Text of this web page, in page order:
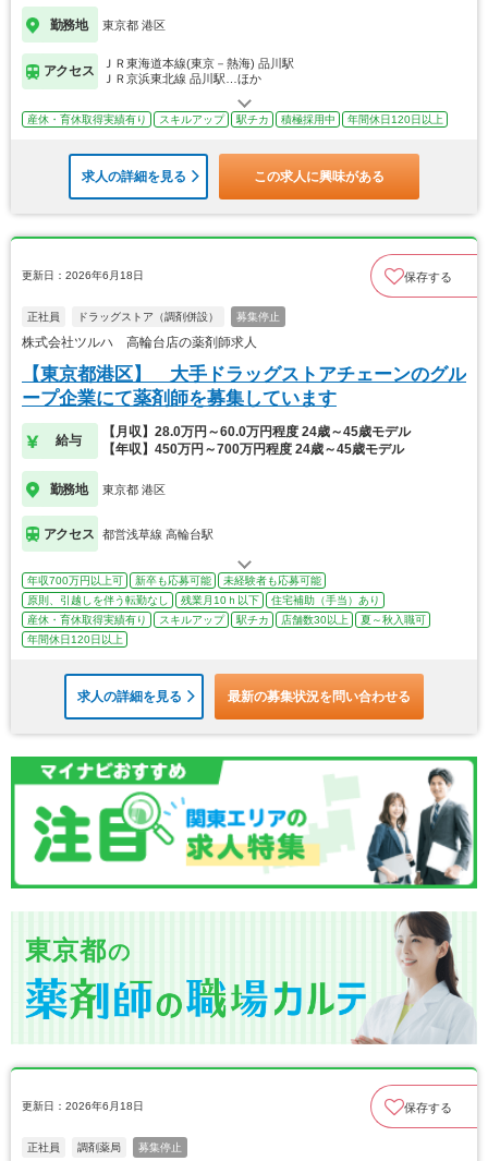
勤務地 東京都 港区
アクセス
ＪＲ東海道本線(東京－熱海) 品川駅
ＪＲ京浜東北線 品川駅…ほか
産休・育休取得実績有り スキルアップ 駅チカ 積極採用中 年間休日120日以上
求人の詳細を見る この求人に興味がある
更新日：2026年6月18日 保存する
正社員 ドラッグストア（調剤併設） 募集停止
株式会社ツルハ 高輪台店の薬剤師求人
【東京都港区】 大手ドラッグストアチェーンのグル
ープ企業にて薬剤師を募集しています
給与
【月収】28.0万円～60.0万円程度 24歳～45歳モデル
【年収】450万円～700万円程度 24歳～45歳モデル
勤務地 東京都 港区
アクセス 都営浅草線 高輪台駅
年収700万円以上可 新卒も応募可能
未経験者も応募可能
原則、引越しを伴う転勤なし
残業月10ｈ以下
住宅補助（手当）あり
産休・育休取得実績有り
スキルアップ 駅チカ 店舗数30以上
夏～秋入職可
年間休日120日以上
求人の詳細を見る 最新の募集状況を問い合わせる
東京都の
更新日：2026年6月18日 保存する
正社員 調剤薬局 募集停止